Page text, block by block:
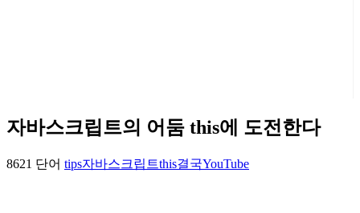
자바스크립트의 어둠 this에 도전한다
8621 단어 tips자바스크립트this결국YouTube